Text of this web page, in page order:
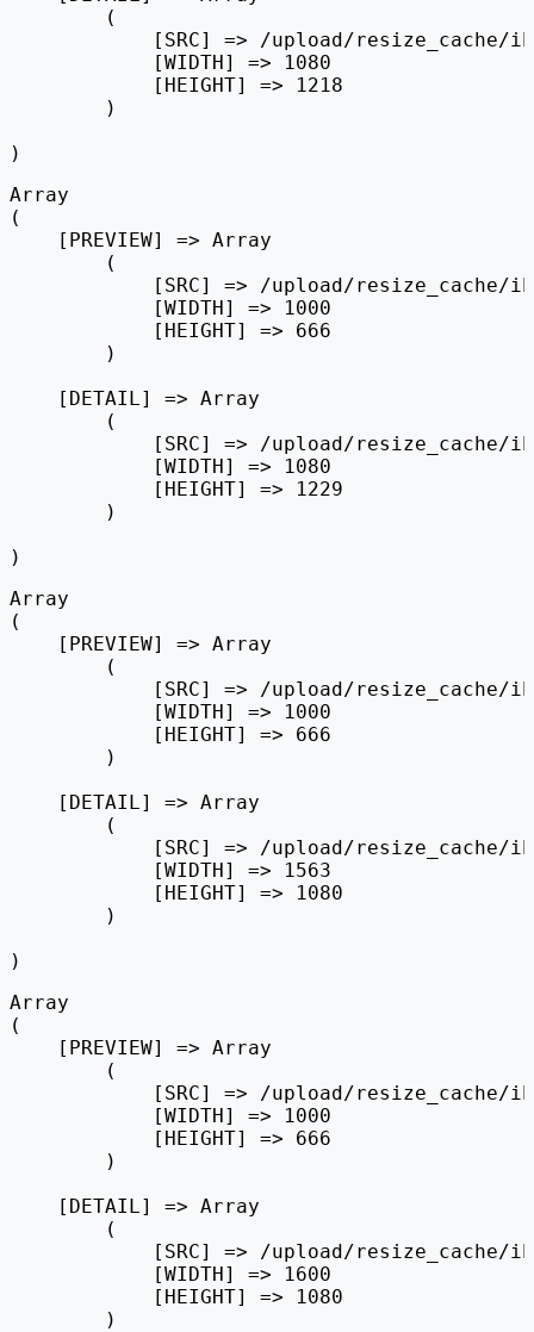
        (
[SRC] => /upload/resize_cache/
            [WIDTH] => 1080
            [HEIGHT] => 1218
        )
Array
(
    [PREVIEW] => Array
        (
[SRC] => /upload/resize_cache/
            [WIDTH] => 1000
            [HEIGHT] => 666
        )
    [DETAIL] => Array
        (
[SRC] => /upload/resize_cache/
            [WIDTH] => 1080
            [HEIGHT] => 1229
        )
Array
(
    [PREVIEW] => Array
        (
[SRC] => /upload/resize_cache/
            [WIDTH] => 1000
            [HEIGHT] => 666
        )
    [DETAIL] => Array
        (
[SRC] => /upload/resize_cache/
            [WIDTH] => 1563
            [HEIGHT] => 1080
        )
Array
(
    [PREVIEW] => Array
        (
[SRC] => /upload/resize_cache/
            [WIDTH] => 1000
            [HEIGHT] => 666
        )
    [DETAIL] => Array
        (
[SRC] => /upload/resize_cache/
            [WIDTH] => 1600
            [HEIGHT] => 1080
        )